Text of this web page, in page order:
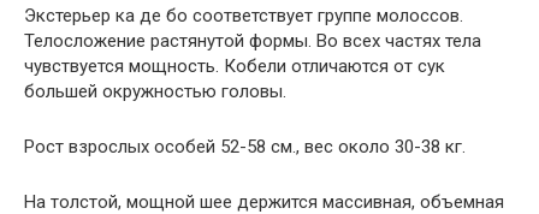
Экстерьер ка де бо соответствует группе молоссов.
Телосложение растянутой формы. Во всех частях тела
чувствуется мощность. Кобели отличаются от сук
большей окружностью головы.
Рост взрослых особей 52-58 см., вес около 30-38 кг.
На толстой, мощной шее держится массивная, объемная